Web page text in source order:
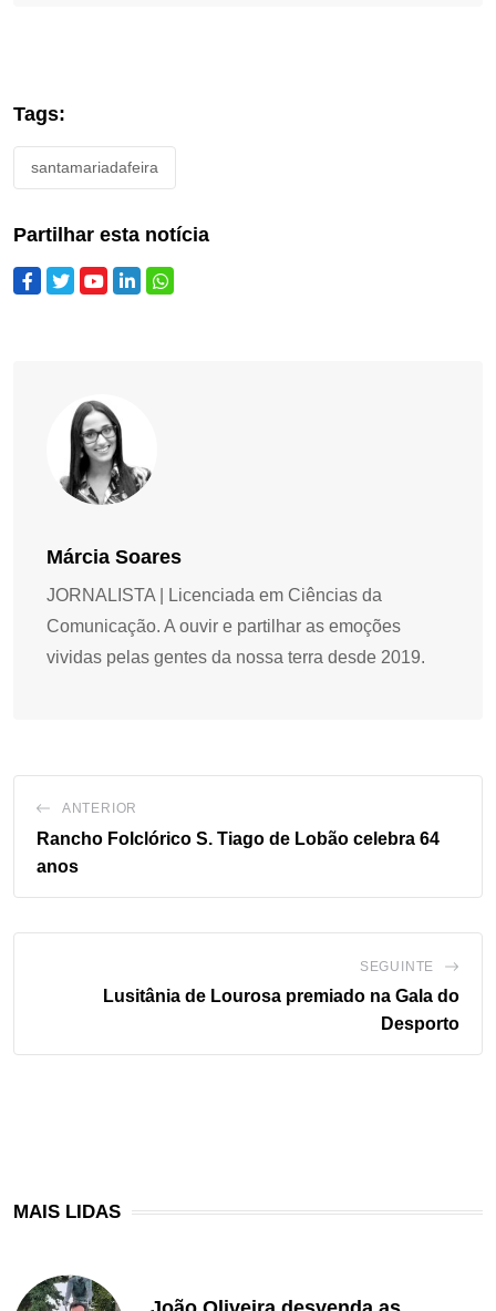
Tags:
santamariadafeira
Partilhar esta notícia
Márcia Soares
JORNALISTA | Licenciada em Ciências da
Comunicação. A ouvir e partilhar as emoções
vividas pelas gentes da nossa terra desde 2019.
ANTERIOR
Rancho Folclórico S. Tiago de Lobão celebra 64
anos
SEGUINTE
Lusitânia de Lourosa premiado na Gala do
Desporto
MAIS LIDAS